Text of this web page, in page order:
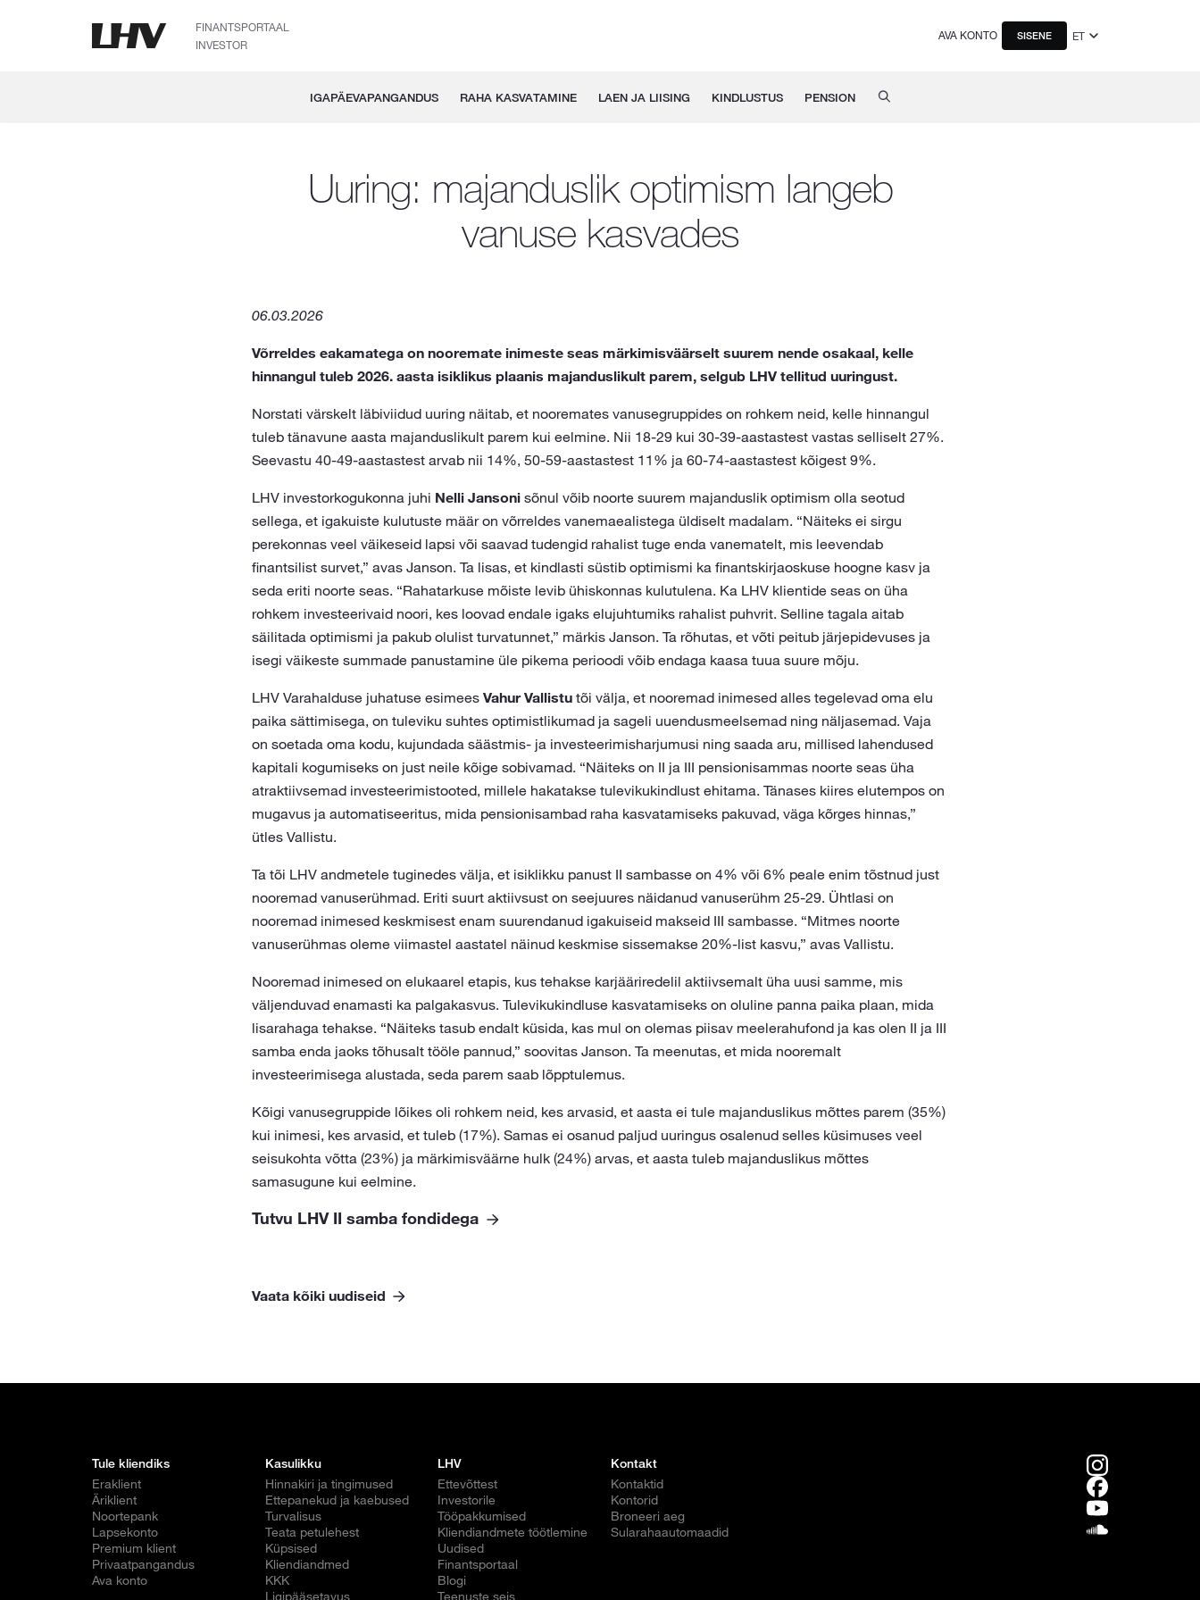
FINANTSPORTAAL
INVESTOR
AVA KONTO SISENE ET
IGAPÄEVAPANGANDUS RAHA KASVATAMINE LAEN JA LIISING KINDLUSTUS PENSION
Uuring: majanduslik optimism langeb
vanuse kasvades
06.03.2026
Võrreldes eakamatega on nooremate inimeste seas märkimisväärselt suurem nende osakaal, kelle
hinnangul tuleb 2026. aasta isiklikus plaanis majanduslikult parem, selgub LHV tellitud uuringust.
Norstati värskelt läbiviidud uuring näitab, et nooremates vanusegruppides on rohkem neid, kelle hinnangul
tuleb tänavune aasta majanduslikult parem kui eelmine. Nii 18-29 kui 30-39-aastastest vastas selliselt 27%.
Seevastu 40-49-aastastest arvab nii 14%, 50-59-aastastest 11% ja 60-74-aastastest kõigest 9%.
LHV investorkogukonna juhi Nelli Jansonisõnul võib noorte suurem majanduslik optimism olla seotud
sellega, et igakuiste kulutuste määr on võrreldes vanemaealistega üldiselt madalam. “Näiteks ei sirgu
perekonnas veel väikeseid lapsi või saavad tudengid rahalist tuge enda vanematelt, mis leevendab
finantsilist survet,” avas Janson. Ta lisas, et kindlasti süstib optimismi ka finantskirjaoskuse hoogne kasv ja
seda eriti noorte seas. “Rahatarkuse mõiste levib ühiskonnas kulutulena. Ka LHV klientide seas on üha
rohkem investeerivaid noori, kes loovad endale igaks elujuhtumiks rahalist puhvrit. Selline tagala aitab
säilitada optimismi ja pakub olulist turvatunnet,” märkis Janson. Ta rõhutas, et võti peitub järjepidevuses ja
isegi väikeste summade panustamine üle pikema perioodi võib endaga kaasa tuua suure mõju.
LHV Varahalduse juhatuse esimees Vahur Vallistutõi välja, et nooremad inimesed alles tegelevad oma elu
paika sättimisega, on tuleviku suhtes optimistlikumad ja sageli uuendusmeelsemad ning näljasemad. Vaja
on soetada oma kodu, kujundada säästmis- ja investeerimisharjumusi ning saada aru, millised lahendused
kapitali kogumiseks on just neile kõige sobivamad. “Näiteks on II ja III pensionisammas noorte seas üha
atraktiivsemad investeerimistooted, millele hakatakse tulevikukindlust ehitama. Tänases kiires elutempos on
mugavus ja automatiseeritus, mida pensionisambad raha kasvatamiseks pakuvad, väga kõrges hinnas,”
ütles Vallistu.
Ta tõi LHV andmetele tuginedes välja, et isiklikku panust II sambasse on 4% või 6% peale enim tõstnud just
nooremad vanuserühmad. Eriti suurt aktiivsust on seejuures näidanud vanuserühm 25-29. Ühtlasi on
nooremad inimesed keskmisest enam suurendanud igakuiseid makseid III sambasse. “Mitmes noorte
vanuserühmas oleme viimastel aastatel näinud keskmise sissemakse 20%-list kasvu,” avas Vallistu.
Nooremad inimesed on elukaarel etapis, kus tehakse karjääriredelil aktiivsemalt üha uusi samme, mis
väljenduvad enamasti ka palgakasvus. Tulevikukindluse kasvatamiseks on oluline panna paika plaan, mida
lisarahaga tehakse. “Näiteks tasub endalt küsida, kas mul on olemas piisav meelerahufond ja kas olen II ja III
samba enda jaoks tõhusalt tööle pannud,” soovitas Janson. Ta meenutas, et mida nooremalt
investeerimisega alustada, seda parem saab lõpptulemus.
Kõigi vanusegruppide lõikes oli rohkem neid, kes arvasid, et aasta ei tule majanduslikus mõttes parem (35%)
kui inimesi, kes arvasid, et tuleb (17%). Samas ei osanud paljud uuringus osalenud selles küsimuses veel
seisukohta võtta (23%) ja märkimisväärne hulk (24%) arvas, et aasta tuleb majanduslikus mõttes
samasugune kui eelmine.
Tutvu LHV II samba fondidega
Vaata kõiki uudiseid
Tule kliendiks
Eraklient
Äriklient
Noortepank
Lapsekonto
Premium klient
Privaatpangandus
Ava konto
Kasulikku
Hinnakiri ja tingimused
Ettepanekud ja kaebused
Turvalisus
Teata petulehest
Küpsised
Kliendiandmed
KKK
Ligipääsetavus
LHV
Ettevõttest
Investorile
Tööpakkumised
Kliendiandmete töötlemine
Uudised
Finantsportaal
Blogi
Teenuste seis
Kontakt
Kontaktid
Kontorid
Broneeri aeg
Sularahaautomaadid